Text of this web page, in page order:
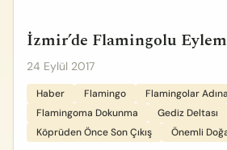
İzmir’de Flamingolu Eylem
24 Eylül 2017
Haber Flamingo
Flamingolar
Flamingoma Dokunma
Gediz Deltası
Köprüden Önce Son Çıkış
Önemli